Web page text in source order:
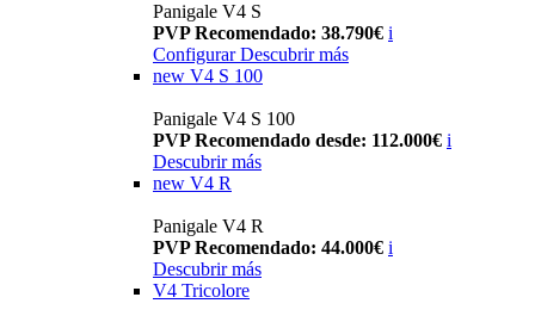
Panigale V4 S
PVP Recomendado: 38.790€ i
Configurar Descubrir más
new V4 S 100
Panigale V4 S 100
PVP Recomendado desde: 112.000€ i
Descubrir más
new V4 R
Panigale V4 R
PVP Recomendado: 44.000€ i
Descubrir más
V4 Tricolore